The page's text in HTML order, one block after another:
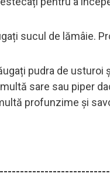
sucul de lămâie.
pudra de
sare sau piper
profunzime și